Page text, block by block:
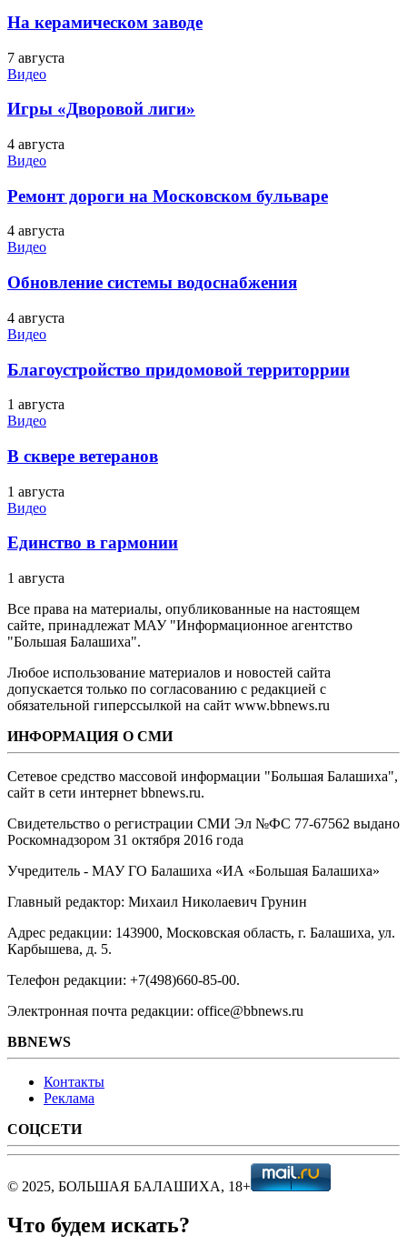
На керамическом заводе
7 августа
Видео
Игры «Дворовой лиги»
4 августа
Видео
Ремонт дороги на Московском бульваре
4 августа
Видео
Обновление системы водоснабжения
4 августа
Видео
Благоустройство придомовой территоррии
1 августа
Видео
В сквере ветеранов
1 августа
Видео
Единство в гармонии
1 августа
Все права на материалы, опубликованные на настоящем
сайте, принадлежат МАУ "Информационное агентство
"Большая Балашиха".
Любое использование материалов и новостей сайта
допускается только по согласованию с редакцией с
обязательной гиперссылкой на сайт www.bbnews.ru
ИНФОРМАЦИЯ О СМИ
Сетевое средство массовой информации "Большая Балашиха",
сайт в сети интернет bbnews.ru.
Свидетельство о регистрации СМИ Эл №ФС ‎77-67562 выдано
Роскомнадзором 31 октября 2016 года
Учредитель - МАУ ГО Балашиха «ИА «Большая Балашиха»
Главный редактор: Михаил Николаевич Грунин
Адрес редакции: 143900, Московская область, г. Балашиха, ул.
Карбышева, д. 5.
Телефон редакции: +7(498)660-85-00.
Электронная почта редакции: office@bbnews.ru
BBNEWS
Контакты
Реклама
СОЦСЕТИ
© 2025, БОЛЬШАЯ БАЛАШИХА, 18+
Что будем искать?